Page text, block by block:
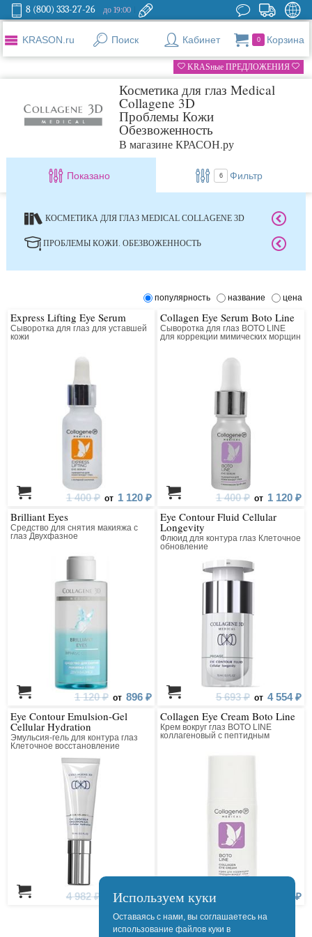
8 (800) 333-27-26 до 19:00
KRASON.ru Поиск Кабинет 0 Корзина
KRASные ПРЕДЛОЖЕНИЯ
Косметика для глаз Medical
Collagene 3D
Проблемы Кожи
Обезвоженность
В магазине КРАСОН.ру
Показано 6 Фильтр
КОСМЕТИКА ДЛЯ ГЛАЗ MEDICAL COLLAGENE 3D
ПРОБЛЕМЫ КОЖИ. ОБЕЗВОЖЕННОСТЬ
популярность название цена
Express Lifting Eye Serum
Сыворотка для глаз для уставшей
кожи
1 400 ₽ от 1 120 ₽
Collagen Eye Serum Boto Line
Сыворотка для глаз BOTO LINE
для коррекции мимических морщин
1 400 ₽ от 1 120 ₽
Brilliant Eyes
Средство для снятия макияжа с
глаз Двухфазное
1 120 ₽ от 896 ₽
Eye Contour Fluid Cellular
Longevity
Флюид для контура глаз Клеточное
обновление
5 693 ₽ от 4 554 ₽
Eye Contour Emulsion-Gel
Cellular Hydration
Эмульсия-гель для контура глаз
Клеточное восстановление
4 982 ₽ 3 986 ₽
Collagen Eye Cream Boto Line
Крем вокруг глаз BOTO LINE
коллагеновый с пептидным
1 700 ₽ 1 360 ₽
Используем куки
Оставаясь с нами, вы соглашаетесь на
использование файлов куки в